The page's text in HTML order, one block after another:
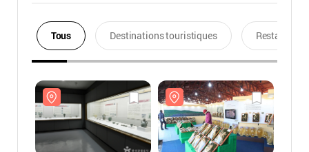
Tous Destinations touristiques Restaurants